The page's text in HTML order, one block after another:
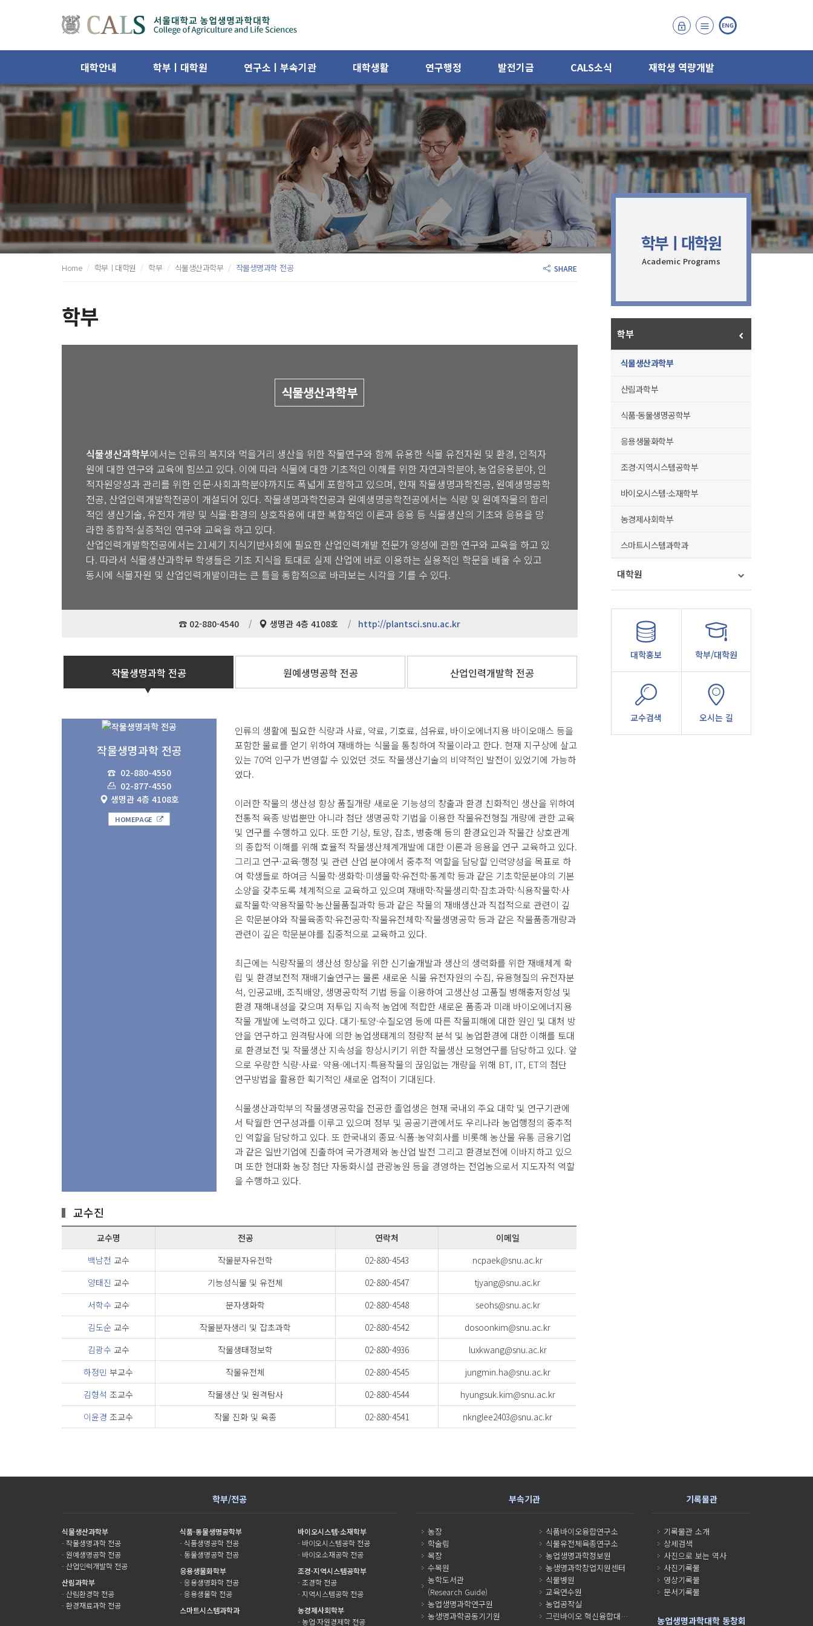
대학안내 학부ㅣ대학원 연구소ㅣ부속기관 대학생활 연구행정 발전기금 CALS소식 재학생 역량개발
Home 학부ㅣ대학원 학부 식물생산과학부 작물생명과학 전공 SHARE
학부
식물생산과학부
식물생산과학부에서는 인류의 복지와 먹을거리 생산을 위한 작물연구와 함께 유용한 식물 유전자원 및 환경, 인적자
원에 대한 연구와 교육에 힘쓰고 있다. 이에 따라 식물에 대한 기초적인 이해를 위한 자연과학분야, 농업응용분야, 인
적자원양성과 관리를 위한 인문·사회과학분야까지도 폭넓게 포함하고 있으며, 현재 작물생명과학전공, 원예생명공학
전공, 산업인력개발학전공이 개설되어 있다. 작물생명과학전공과 원예생명공학전공에서는 식량 및 원예작물의 합리
적인 생산기술, 유전자 개량 및 식물·환경의 상호작용에 대한 복합적인 이론과 응용 등 식물생산의 기초와 응용을 망
라한 종합적·실증적인 연구와 교육을 하고 있다.
산업인력개발학전공에서는 21세기 지식기반사회에 필요한 산업인력개발 전문가 양성에 관한 연구와 교육을 하고 있
다. 따라서 식물생산과학부 학생들은 기초 지식을 토대로 실제 산업에 바로 이용하는 실용적인 학문을 배울 수 있고
동시에 식물자원 및 산업인력개발이라는 큰 틀을 통합적으로 바라보는 시각을 기를 수 있다.
☎ 02-880-4540 생명관 4층 4108호 http://plantsci.snu.ac.kr
작물생명과학 전공 원예생명공학 전공 산업인력개발학 전공
작물생명과학 전공
☎ 02-880-4550
02-877-4550
생명관 4층 4108호
HOMEPAGE
인류의 생활에 필요한 식량과 사료, 약료, 기호료, 섬유료, 바이오에너지용 바이오매스 등을
포함한 물료를 얻기 위하여 재배하는 식물을 통칭하여 작물이라고 한다. 현재 지구상에 살고
있는 70억 인구가 번영할 수 있었던 것도 작물생산기술의 비약적인 발전이 있었기에 가능하
였다.
이러한 작물의 생산성 향상 품질개량 새로운 기능성의 창출과 환경 친화적인 생산을 위하여
전통적 육종 방법뿐만 아니라 첨단 생명공학 기법을 이용한 작물유전형질 개량에 관한 교육
및 연구를 수행하고 있다. 또한 기상, 토양, 잡초, 병충해 등의 환경요인과 작물간 상호관계
의 종합적 이해를 위해 효율적 작물생산체계개발에 대한 이론과 응용을 연구 교육하고 있다.
그리고 연구·교육·행정 및 관련 산업 분야에서 중추적 역할을 담당할 인력양성을 목표로 하
여 학생들로 하여금 식물학·생화학·미생물학·유전학·통계학 등과 같은 기초학문분야의 기본
소양을 갖추도록 체계적으로 교육하고 있으며 재배학·작물생리학·잡초과학·식용작물학·사
료작물학·약용작물학·농산물품질과학 등과 같은 작물의 재배생산과 직접적으로 관련이 깊
은 학문분야와 작물육종학·유전공학·작물유전체학·작물생명공학 등과 같은 작물품종개량과
관련이 깊은 학문분야를 집중적으로 교육하고 있다.
최근에는 식량작물의 생산성 향상을 위한 신기술개발과 생산의 생력화를 위한 재배체계 확
립 및 환경보전적 재배기술연구는 물론 새로운 식물 유전자원의 수집, 유용형질의 유전자분
석, 인공교배, 조직배양, 생명공학적 기법 등을 이용하여 고생산성 고품질 병해충저항성 및
환경 재해내성을 갖으며 저투입 지속적 농업에 적합한 새로운 품종과 미래 바이오에너지용
작물 개발에 노력하고 있다. 대기·토양·수질오염 등에 따른 작물피해에 대한 원인 및 대처 방
안을 연구하고 원격탐사에 의한 농업생태계의 정량적 분석 및 농업환경에 대한 이해를 토대
로 환경보전 및 작물생산 지속성을 향상시키기 위한 작물생산 모형연구를 담당하고 있다. 앞
으로 우량한 식량·사료· 약용·에너지·특용작물의 끊임없는 개량을 위해 BT, IT, ET의 첨단
연구방법을 활용한 획기적인 새로운 업적이 기대된다.
식물생산과학부의 작물생명공학을 전공한 졸업생은 현재 국내외 주요 대학 및 연구기관에
서 탁월한 연구성과를 이루고 있으며 정부 및 공공기관에서도 우리나라 농업행정의 중추적
인 역할을 담당하고 있다. 또 한국내외 종묘·식품·농약회사를 비롯해 농산물 유통 금융기업
과 같은 일반기업에 진출하여 국가경제와 농산업 발전 그리고 환경보전에 이바지하고 있으
며 또한 현대화 농장 첨단 자동화시설 관광농원 등을 경영하는 전업농으로서 지도자적 역할
을 수행하고 있다.
교수진
교수명 전공 연락처
이메일
백남천 교수 작물분자유전학 02-880-4543
ncpaek@snu.ac.kr
양태진 교수 기능성식물 및 유전체 02-880-4547
tjyang@snu.ac.kr
서학수 교수 분자생화학 02-880-4548
seohs@snu.ac.kr
김도순 교수 작물분자생리 및 잡초과학 02-880-4542
dosoonkim@snu.ac.kr
김광수 교수 작물생태정보학 02-880-4936
luxkwang@snu.ac.kr
하정민 부교수 작물유전체 02-880-4545
jungmin.ha@snu.ac.kr
김형석 조교수 작물생산 및 원격탐사 02-880-4544
hyungsuk.kim@snu.ac.kr
이윤경 조교수 작물 진화 및 육종 02-880-4541 nknglee2403@snu.ac.kr
학부ㅣ대학원
Academic Programs
학부
식물생산과학부
산림과학부
식품·동물생명공학부
응용생물화학부
조경·지역시스템공학부
바이오시스템·소재학부
농경제사회학부
스마트시스템과학과
대학원
대학홍보 학부/대학원
교수검색 오시는 길
학부/전공
식물생산과학부
-작물생명과학 전공
-원예생명공학 전공
- 산업인력개발학 전공
산림과학부
- 산림환경학 전공
-환경재료과학 전공
식품·동물생명공학부
-식품생명공학 전공
-동물생명공학 전공
응용생물화학부
-응용생명화학 전공
-응용생물학 전공
스마트시스템과학과
바이오시스템·소재학부
- 바이오시스템공학 전공
- 바이오소재공학 전공
조경·지역시스템공학부
-조경학 전공
-지역시스템공학 전공
농경제사회학부
-농업·자원경제학 전공
부속기관
농장
학술림
목장
수목원
농학도서관
(Research Guide)
농업생명과학연구원
농생명과학공동기기원
식품바이오융합연구소
식물유전체육종연구소
농업생명과학정보원
농생명과학창업지원센터
식물병원
교육연수원
농업공작실
그린바이오 혁신융합대학사업단
기록물관
기록물관 소개
상세검색
사진으로 보는 역사
사진기록물
영상기록물
문서기록물
농업생명과학대학 동창회